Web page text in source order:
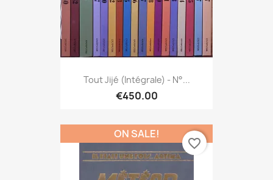
Tout Jijé (Intégrale) - N°...
€450.00
ON SALE!
favorite_border